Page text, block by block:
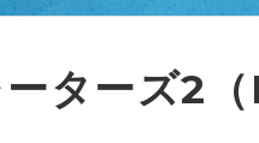
ーターズ2